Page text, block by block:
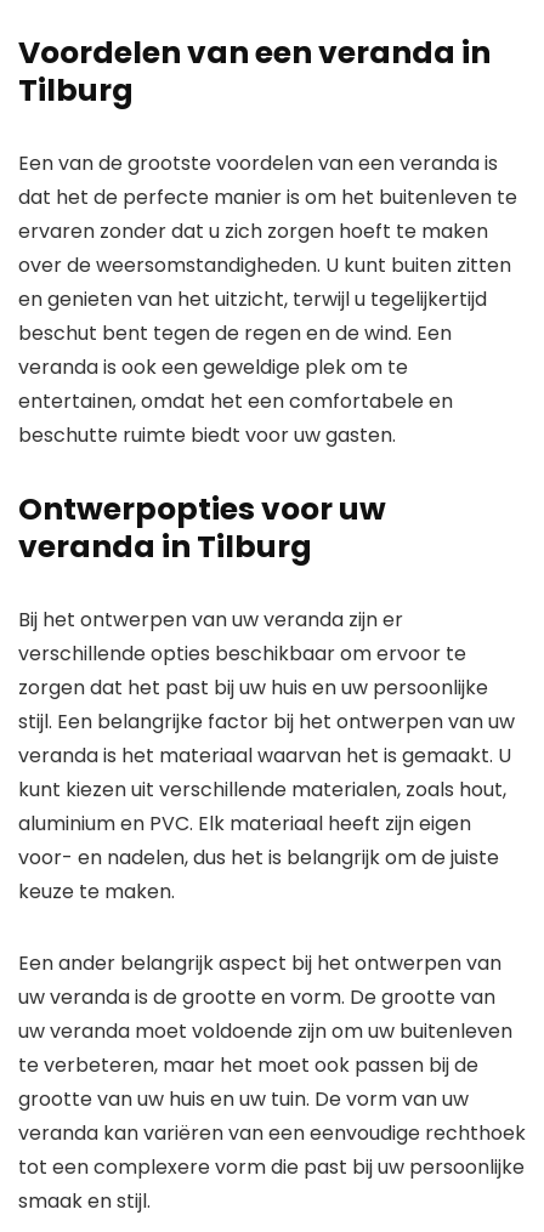
Voordelen van een veranda in
Tilburg
Een van de grootste voordelen van een veranda is
dat het de perfecte manier is om het buitenleven te
ervaren zonder dat u zich zorgen hoeft te maken
over de weersomstandigheden. U kunt buiten zitten
en genieten van het uitzicht, terwijl u tegelijkertijd
beschut bent tegen de regen en de wind. Een
veranda is ook een geweldige plek om te
entertainen, omdat het een comfortabele en
beschutte ruimte biedt voor uw gasten.
Ontwerpopties voor uw
veranda in Tilburg
Bij het ontwerpen van uw veranda zijn er
verschillende opties beschikbaar om ervoor te
zorgen dat het past bij uw huis en uw persoonlijke
stijl. Een belangrijke factor bij het ontwerpen van uw
veranda is het materiaal waarvan het is gemaakt. U
kunt kiezen uit verschillende materialen, zoals hout,
aluminium en PVC. Elk materiaal heeft zijn eigen
voor- en nadelen, dus het is belangrijk om de juiste
keuze te maken.
Een ander belangrijk aspect bij het ontwerpen van
uw veranda is de grootte en vorm. De grootte van
uw veranda moet voldoende zijn om uw buitenleven
te verbeteren, maar het moet ook passen bij de
grootte van uw huis en uw tuin. De vorm van uw
veranda kan variëren van een eenvoudige rechthoek
tot een complexere vorm die past bij uw persoonlijke
smaak en stijl.